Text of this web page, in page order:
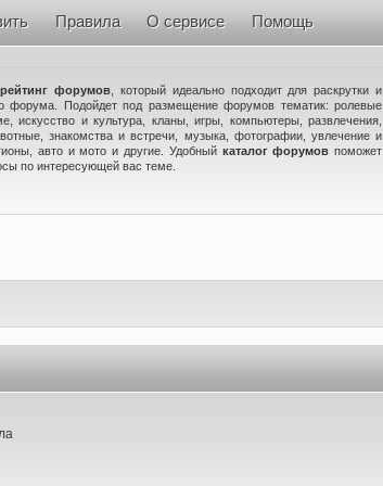
Правила О сервисе Помощь
рейтинг форумов , который идеально подходит для раскрутки и
форума. Подойдет под размещение форумов тематик: ролевые
искусство и культура, кланы, игры, компьютеры, развлечения,
знакомства и встречи, музыка, фотографии, увлечение и
авто и мото и другие. Удобный каталог форумов поможет
по интересующей вас теме.